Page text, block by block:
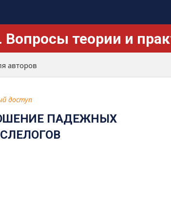
Вопросы теории и
авторов
доступ
ПАДЕЖНЫХ